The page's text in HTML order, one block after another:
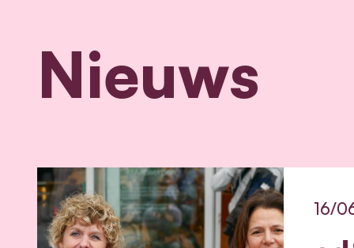
Nieuws
16/